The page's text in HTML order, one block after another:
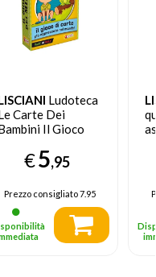
Ludoteca
Carte Dei
Il Gioco
€5,95
Prezzo consigliato7.95